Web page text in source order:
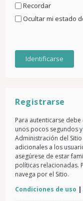
Recordar
Ocultar mi estado
Registrarse
Para autenticarse
unos pocos segundos
Administración del
adicionales a los
asegúrese de estar
políticas relacionadas.
navega por el Sitio.
Condiciones de uso |